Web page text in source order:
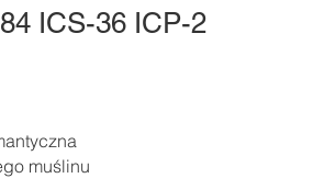
ICS-36 ICP-2
muślinu